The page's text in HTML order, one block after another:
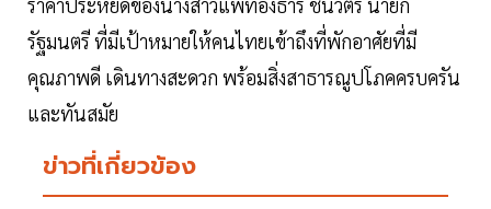
ราคาประหยัดของนางสาวแพทองธาร ชินวัตร นายก
รัฐมนตรี ที่มีเป้าหมายให้คนไทยเข้าถึงที่พักอาศัยที่มี
คุณภาพดี เดินทางสะดวก พร้อมสิ่งสาธารณูปโภคครบครัน
และทันสมัย
ข่าวที่เกี่ยวข้อง